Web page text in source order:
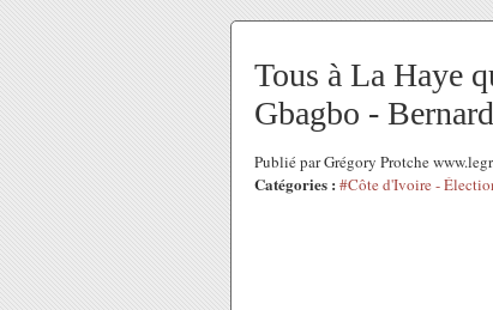
Tous à La Haye
Gbagbo -
Publié par Grégory Protche
Catégories : #Côte d'Ivoire -